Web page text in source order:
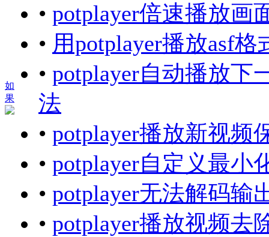
如
果
• potplayer倍速播放画
• 用potplayer播放asf
• potplayer自动播放下
法
• potplayer播放新视频
• potplayer自定义最小
• potplayer无法解码输
• potplayer播放视频去